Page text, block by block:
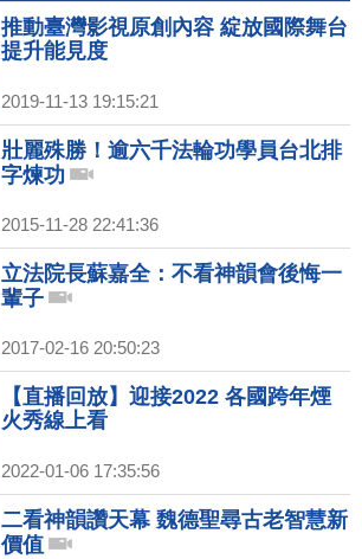
推動臺灣影視原創內容 綻放國際舞台
提升能見度
2019-11-13 19:15:21
壯麗殊勝！逾六千法輪功學員台北排
字煉功
2015-11-28 22:41:36
立法院長蘇嘉全：不看神韻會後悔一
輩子
2017-02-16 20:50:23
【直播回放】迎接2022 各國跨年煙
火秀線上看
2022-01-06 17:35:56
二看神韻讚天幕 魏德聖尋古老智慧新
價值